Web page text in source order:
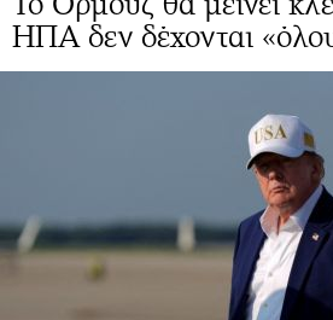
ΗΠΑ δεν δέχονται